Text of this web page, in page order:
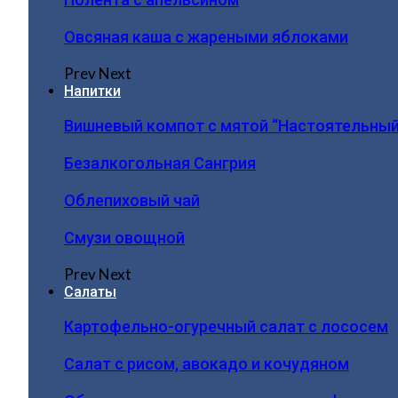
Овсяная каша с жареными яблоками
PrevNext
Напитки
Вишневый компот с мятой
Безалкогольная Сангрия
Облепиховый чай
Смузи овощной
PrevNext
Салаты
Картофельно-огуречный салат с лососем
Салат с рисом, авокадо и кочудяном